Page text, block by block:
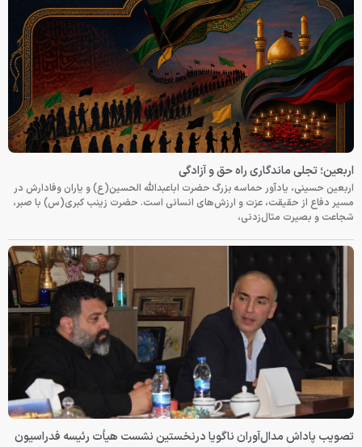
اربعین؛ تجلی ماندگاری راه حق و آزادگی
اربعین حسینی، یادآور حماسه بزرگ حضرت اباعبدالله الحسین(ع) و یاران وفادارش در
مسیر دفاع از حقیقت، عزت و ارزش‌های انسانی است. حضرت زینب کبری(س) با صبر،
شجاعت و بصیرت مثال‌زدنی،
تصویب پاداش مدال‌آوران ناگویا درنخستین نشست هیأت رئیسه فدراسیون